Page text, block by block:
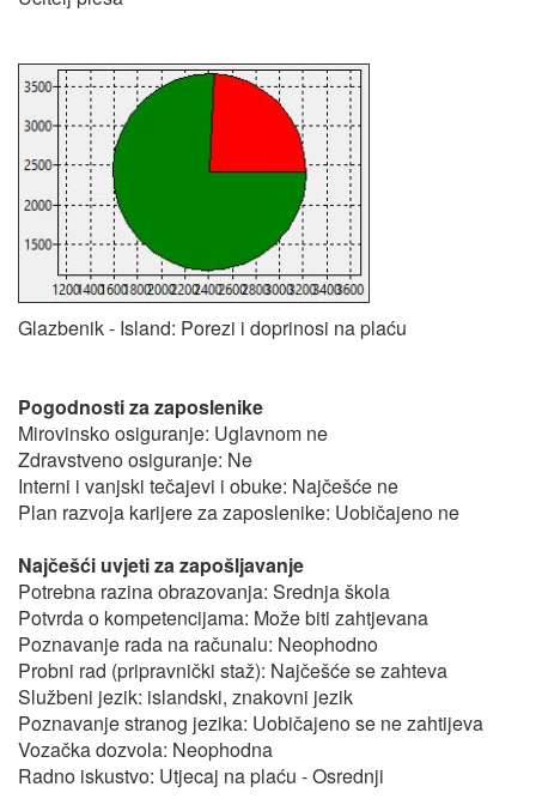
Glazbenik - Island: Porezi i doprinosi na plaću
Pogodnosti za zaposlenike
Mirovinsko osiguranje: Uglavnom ne
Zdravstveno osiguranje: Ne
Interni i vanjski tečajevi i obuke: Najčešće ne
Plan razvoja karijere za zaposlenike: Uobičajeno ne
Najčešći uvjeti za zapošljavanje
Potrebna razina obrazovanja: Srednja škola
Potvrda o kompetencijama: Može biti zahtjevana
Poznavanje rada na računalu: Neophodno
Probni rad (pripravnički staž): Najčešće se zahteva
Službeni jezik: islandski, znakovni jezik
Poznavanje stranog jezika: Uobičajeno se ne zahtijeva
Vozačka dozvola: Neophodna
Radno iskustvo: Utjecaj na plaću - Osrednji